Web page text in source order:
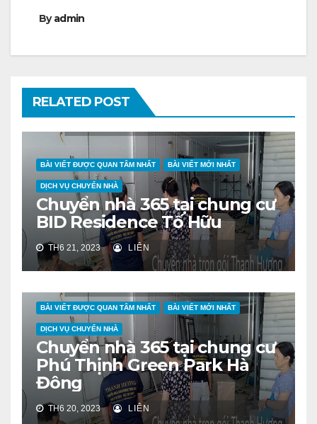
Byadmin
RELATED POST
BÀI VIẾT ĐƯỢC QUAN TÂM NHẤT BÀI VIẾT MỚI NHẤT
DỊCH VỤ CHUYỂN NHÀ
Chuyển nhà 365 tại chung cư
BID Residence Tố Hữu
TH6 21, 2023 LIÊN
BÀI VIẾT ĐƯỢC QUAN TÂM NHẤT BÀI VIẾT MỚI NHẤT
DỊCH VỤ CHUYỂN NHÀ
Chuyển nhà 365 tại chung cư
Phú Thịnh Green Park Hà
Đông
TH6 20, 2023 LIÊN